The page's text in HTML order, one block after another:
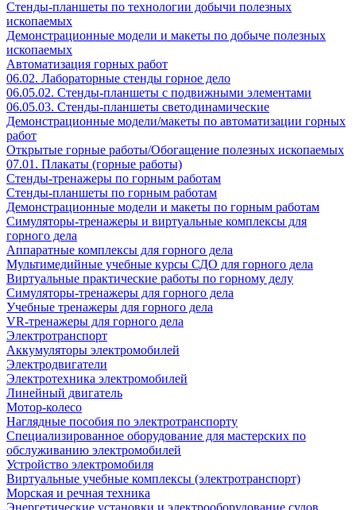
Стенды-планшеты по технологии добычи полезных
ископаемых
Демонстрационные модели и макеты по добыче полезных
ископаемых
Автоматизация горных работ
06.02. Лабораторные стенды горное дело
06.05.02. Стенды-планшеты с подвижными элементами
06.05.03. Стенды-планшеты светодинамические
Демонстрационные модели/макеты по автоматизации горных
работ
Открытые горные работы/Обогащение полезных ископаемых
07.01. Плакаты (горные работы)
Стенды-тренажеры по горным работам
Стенды-планшеты по горным работам
Демонстрационные модели и макеты по горным работам
Симуляторы-тренажеры и виртуальные комплексы для
горного дела
Аппаратные комплексы для горного дела
Мультимедийные учебные курсы СДО для горного дела
Виртуальные практические работы по горному делу
Симуляторы-тренажеры для горного дела
Учебные тренажеры для горного дела
VR-тренажеры для горного дела
Электротранспорт
Аккумуляторы электромобилей
Электродвигатели
Электротехника электромобилей
Линейный двигатель
Мотор-колесо
Наглядные пособия по электротранспорту
Специализированное оборудование для мастерских по
обслуживанию электромобилей
Устройство электромобиля
Виртуальные учебные комплексы (электротранспорт)
Морская и речная техника
Энергетические установки и электрооборудование судов